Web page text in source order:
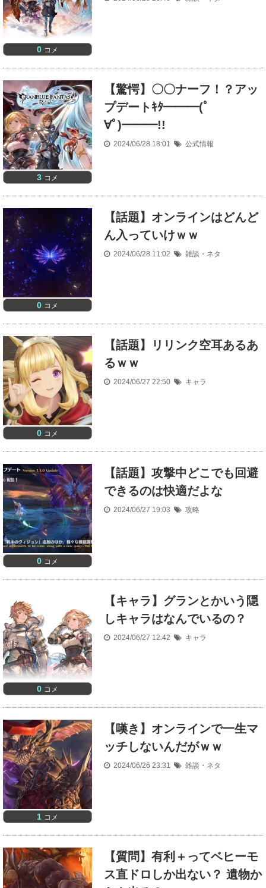
0 コメ
3 コメ
【驚愕】〇〇ナーフ！？アッ
プデートｷﾀ━━━(ﾟ
∀ﾟ)━━━!!
2024/06/28 18:01 公式情報
0 コメ
【話題】オンラインはどんど
ん入っていけｗｗ
2024/06/28 11:02 雑談・ネタ
0 コメ
【話題】リリンク空耳あるあ
るｗｗ
2024/06/27 22:50 キャラ
0 コメ
【話題】攻撃中どこでも回避
できるのは快適だよな
2024/06/27 19:03 攻略
0 コメ
【キャラ】グランとかいう隠
しキャラはなんでいるの？
2024/06/27 12:42 キャラ
1 コメ
【嘆き】オンラインで一生マ
ッチしないんだがｗｗ
2024/06/26 23:31 雑談・ネタ
【質問】有利＋ってベヒーモ
ス直ドロしか出ない？ 遺物か